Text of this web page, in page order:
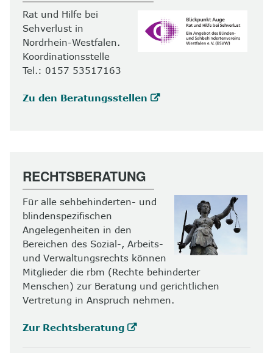
Rat und Hilfe bei
Sehverlust in
Nordrhein-Westfalen.
Koordinationsstelle
Tel.: 0157 53517163
Zu den Beratungsstellen
RECHTSBERATUNG
Für alle sehbehinderten- und
blindenspezifischen
Angelegenheiten in den
Bereichen des Sozial-, Arbeits-
und Verwaltungsrechts können
Mitglieder die rbm (Rechte behinderter
Menschen) zur Beratung und gerichtlichen
Vertretung in Anspruch nehmen.
Zur Rechtsberatung